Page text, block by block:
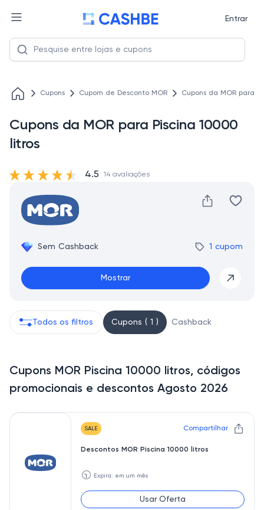
Entrar
Cupons Cupom de Desconto MOR Cupons da MOR para
Cupons da MOR para Piscina 10000
litros
Sem Cashback 1 cupom
Mostrar
4.5 14 avaliações
Todos os filtros Cupons ( 1 ) Cashback
Cupons MOR Piscina 10000 litros, códigos
promocionais e descontos Agosto 2026
SALE Compartilhar
Descontos MOR Piscina 10000 litros
🕥 Expira: em um mês
Usar Oferta